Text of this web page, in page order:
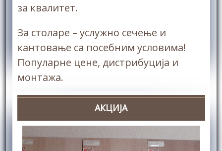
за квалитет.
За столаре – услужно сечење и
кантовање са посебним условима!
Популарне цене, дистрибуција и
монтажа.
АКЦИЈА